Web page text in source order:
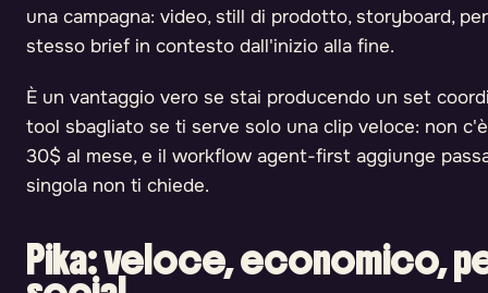
una campagna: video, still di prodotto, storyboard,
stesso brief in contesto dall'inizio alla fine.
È un vantaggio vero se stai producendo un set
tool sbagliato se ti serve solo una clip veloce: non
30$ al mese, e il workflow agent-first aggiunge
singola non ti chiede.
Pika: veloce, economico,